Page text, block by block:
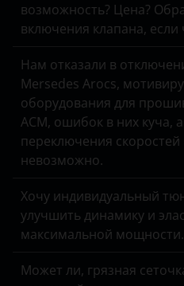
возможность? Цена?
включения клапана,
Нам отказали в
Mersedes Arocs,
оборудования для
ACM, ошибок в них куча,
переключения
невозможно.
Хочу индивидуальный
улучшить динамику и
максимальной мощности.
Может ли, грязная